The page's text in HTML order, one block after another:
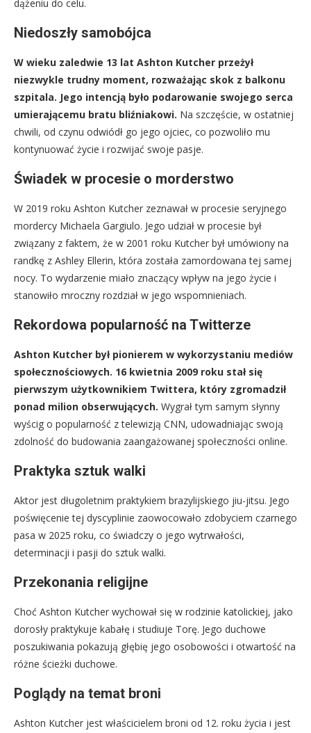
dążeniu do celu.
Niedoszły samobójca
W wieku zaledwie 13 lat Ashton Kutcher przeżył
niezwykle trudny moment, rozważając skok z balkonu
szpitala. Jego intencją było podarowanie swojego serca
umierającemu bratu bliźniakowi. Na szczęście, w ostatniej
chwili, od czynu odwiódł go jego ojciec, co pozwoliło mu
kontynuować życie i rozwijać swoje pasje.
Świadek w procesie o morderstwo
W 2019 roku Ashton Kutcher zeznawał w procesie seryjnego
mordercy Michaela Gargiulo. Jego udział w procesie był
związany z faktem, że w 2001 roku Kutcher był umówiony na
randkę z Ashley Ellerin, która została zamordowana tej samej
nocy. To wydarzenie miało znaczący wpływ na jego życie i
stanowiło mroczny rozdział w jego wspomnieniach.
Rekordowa popularność na Twitterze
Ashton Kutcher był pionierem w wykorzystaniu mediów
społecznościowych. 16 kwietnia 2009 roku stał się
pierwszym użytkownikiem Twittera, który zgromadził
ponad milion obserwujących. Wygrał tym samym słynny
wyścig o popularność z telewizją CNN, udowadniając swoją
zdolność do budowania zaangażowanej społeczności online.
Praktyka sztuk walki
Aktor jest długoletnim praktykiem brazylijskiego jiu-jitsu. Jego
poświęcenie tej dyscyplinie zaowocowało zdobyciem czarnego
pasa w 2025 roku, co świadczy o jego wytrwałości,
determinacji i pasji do sztuk walki.
Przekonania religijne
Choć Ashton Kutcher wychował się w rodzinie katolickiej, jako
dorosły praktykuje kabałę i studiuje Torę. Jego duchowe
poszukiwania pokazują głębię jego osobowości i otwartość na
różne ścieżki duchowe.
Poglądy na temat broni
Ashton Kutcher jest właścicielem broni od 12. roku życia i jest